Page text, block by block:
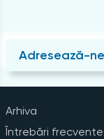
Adresează-
Arhiva
Întrebări frecvente